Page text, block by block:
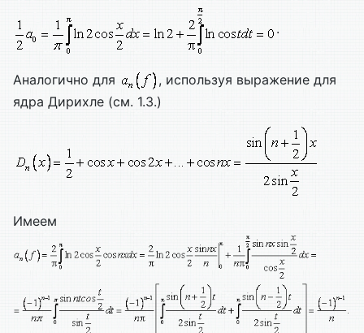
.
Аналогично для
, используя выражение для
ядра Дирихле (см. 1.3.)
Имеем